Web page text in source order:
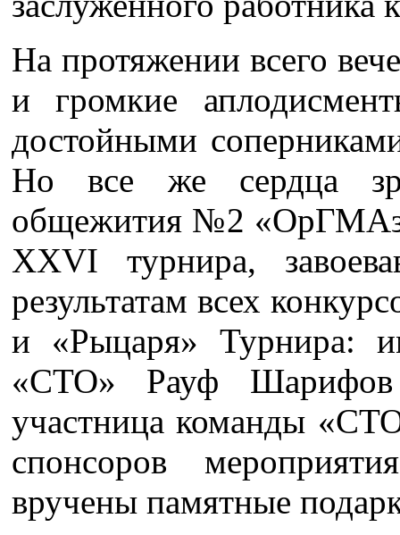
На протяжении всего
и громкие
достойными
Но все же сердца
общежития №2
XXVI турнира,
результатам всех
и «Рыцаря» Турнира:
«СТО» Рауф
участница команды
спонсоров
вручены памятные